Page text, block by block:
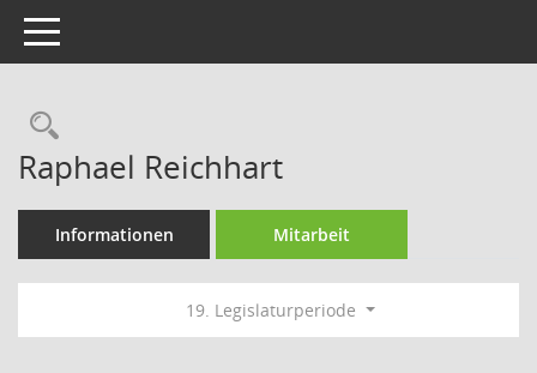
Toggle navigation
Rechercheauswahl
Raphael Reichhart
Informationen Mitarbeit
19. Legislaturperiode